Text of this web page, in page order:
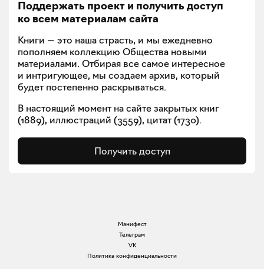
Поддержать проект и получить доступ
ко всем материалам сайта
Книги — это наша страсть, и мы ежедневно
пополняем коллекцию Общества новыми
материалами. Отбирая все самое интересное
и интригующее, мы создаем архив, который
будет постепенно раскрываться.
В настоящий момент на сайте закрытых книг
(1889), иллюстраций (3559), цитат (1730).
Получить доступ
Манифест
Телеграм
VK
Политика конфиденциальности